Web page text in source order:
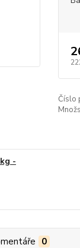
Číslo
-
0